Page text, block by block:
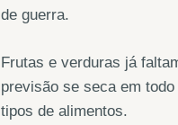
de guerra.
Frutas e verduras já
previsão se seca em
tipos de alimentos.